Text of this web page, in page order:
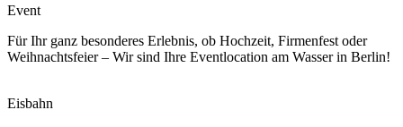
Event
Für Ihr ganz besonderes Erlebnis, ob Hochzeit, Firmenfest oder
Weihnachtsfeier – Wir sind Ihre Eventlocation am Wasser in Berlin!
Eisbahn